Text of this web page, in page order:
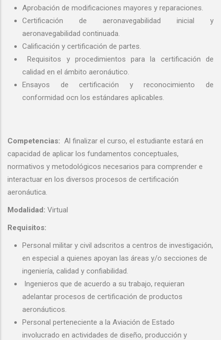
Aprobación de modificaciones mayores y reparaciones.
Certificación de aeronavegabilidad inicial y
aeronavegabilidad continuada.
Calificación y certificación de partes.
Requisitos y procedimientos para la certificación de
calidad en el ámbito aeronáutico.
Ensayos de certificación y reconocimiento de
conformidad ocn los estándares aplicables.
Competencias: Al finalizar el curso, el estudiante estará en
capacidad de aplicar los fundamentos conceptuales,
normativos y metodológicos necesarios para comprender e
interactuar en los diversos procesos de certificación
aeronáutica.
Modalidad: Virtual
Requisitos:
Personal militar y civil adscritos a centros de investigación,
en especial a quienes apoyan las áreas y/o secciones de
ingeniería, calidad y confiabilidad.
Ingenieros que de acuerdo a su trabajo, requieran
adelantar procesos de certificación de productos
aeronáuticos.
Personal perteneciente a la Aviación de Estado
involucrado en actividades de diseño, producción y